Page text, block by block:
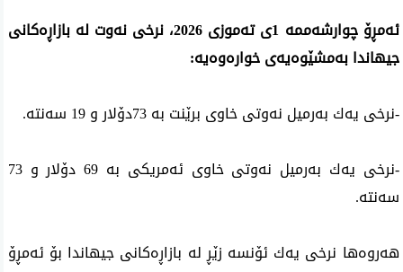
جیهاندا به‌مشێوه‌یه‌ی خواره‌وه‌یه‌:
-نرخی یه‌ك به‌رمیل نه‌وتی خاوی برێنت به‌ 73دۆلار و 19 سه‌نته‌.
سه‌نته‌.